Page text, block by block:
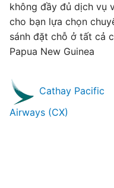
không đầy đủ dịch vụ
cho bạn lựa chọn
sánh đặt chỗ ở tất cả
Papua New Guinea
Cathay Pacific
Airways (CX)